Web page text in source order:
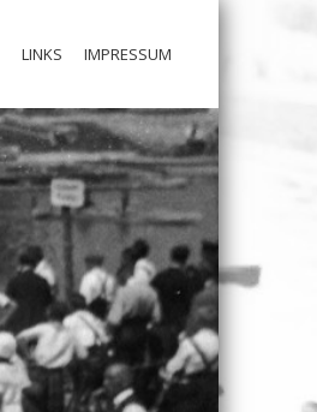
LINKS IMPRESSUM